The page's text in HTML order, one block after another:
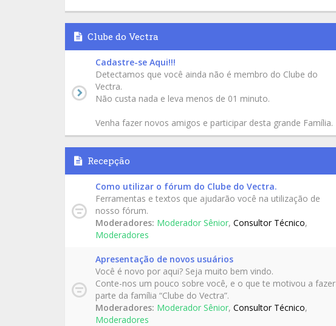
Clube do Vectra
Cadastre-se Aqui!!!
Detectamos que você ainda não é membro do Clube do
Vectra.
Não custa nada e leva menos de 01 minuto.
Venha fazer novos amigos e participar desta grande Família.
Recepção
Como utilizar o fórum do Clube do Vectra.
Ferramentas e textos que ajudarão você na utilização de
nosso fórum.
Moderadores: Moderador Sênior, Consultor Técnico,
Moderadores
Apresentação de novos usuários
Você é novo por aqui? Seja muito bem vindo.
Conte-nos um pouco sobre você, e o que te motivou a fazer
parte da família “Clube do Vectra”.
Moderadores: Moderador Sênior, Consultor Técnico,
Moderadores